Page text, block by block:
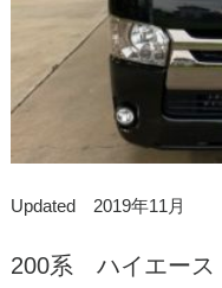
Updated 2019年11月
200系 ハイエー